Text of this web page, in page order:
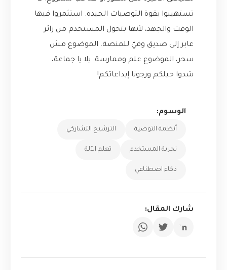
تستهينوا بقوة التوصيات الجيدة. استثمروا فيها
الوقت والجهد، لأنها بتحول المستخدم من زائر
عابر إلى صديق وفيّ للمنصة. الموضوع مش
سحر، الموضوع علم وممارسة. يلا يا جماعة،
شدوا حيلكم ورجونا إبداعاتكم!
الوسوم:
أنظمة التوصية الترشيح التشاركي
تجربة المستخدم تعلم الآلة
ذكاء اصطناعي
شارك المقال: